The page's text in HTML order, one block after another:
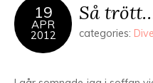
19
APR
2012
Så
categories: